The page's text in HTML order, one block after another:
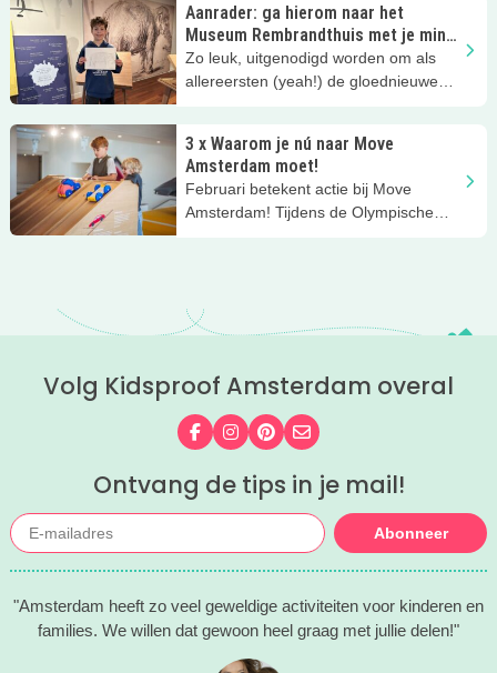
Scheveningen waar die toffe giraffe
Gigi voor staat.... Wat een geweldig
kleurrijk LEGO® speelparadijs voor
kinderen!
Aanrader: ga hierom naar het
Museum Rembrandthuis met je mini
Rembrandts
Zo leuk, uitgenodigd worden om als
allereersten (yeah!) de gloednieuwe
werden onze Kidsproofreporters Aukje
en Kees wel enthousiast van. En hun
moeder Harmke ook, want die was
eigenlijk nog nooit in het
3 x Waarom je nú naar Move
Amsterdam moet!
Februari betekent actie bij Move
Amsterdam! Tijdens de Olympische
ontdekkingsreizigers. Wij vinden het
echt een topplek!
Volg Kidsproof Amsterdam overal
Volg ons op Facebook
Volg ons op Instagram
Volg ons op Pinterest
Mail ons
Ontvang de tips in je mail!
Abonneer
"Amsterdam heeft zo veel geweldige activiteiten voor kinderen en
families. We willen dat gewoon heel graag met jullie delen!"